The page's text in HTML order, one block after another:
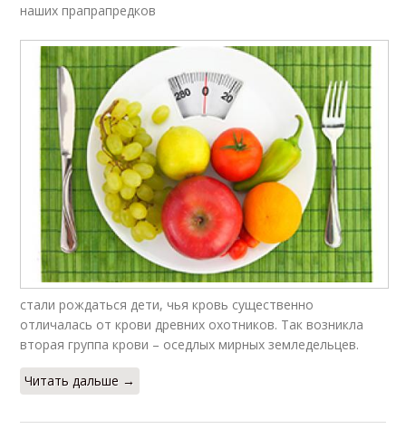
наших прапрапредков
стали рождаться дети, чья кровь существенно
отличалась от крови древних охотников. Так возникла
вторая группа крови – оседлых мирных земледельцев.
Читать дальше →